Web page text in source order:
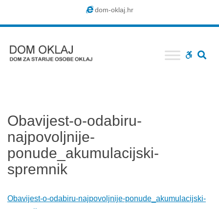
dom-oklaj.hr
WCAG
Obavijest-o-odabiru-
najpovoljnije-
ponude_akumulacijski-
spremnik
Obavijest-o-odabiru-najpovoljnije-ponude_akumulacijski-